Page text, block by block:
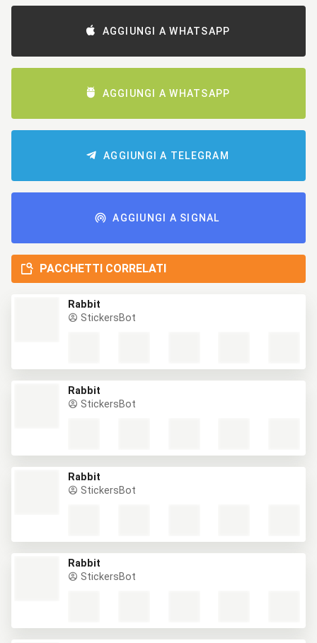
AGGIUNGI A WHATSAPP
AGGIUNGI A WHATSAPP
AGGIUNGI A TELEGRAM
AGGIUNGI A SIGNAL
PACCHETTI CORRELATI
Rabbit
StickersBot
Rabbit
StickersBot
Rabbit
StickersBot
Rabbit
StickersBot